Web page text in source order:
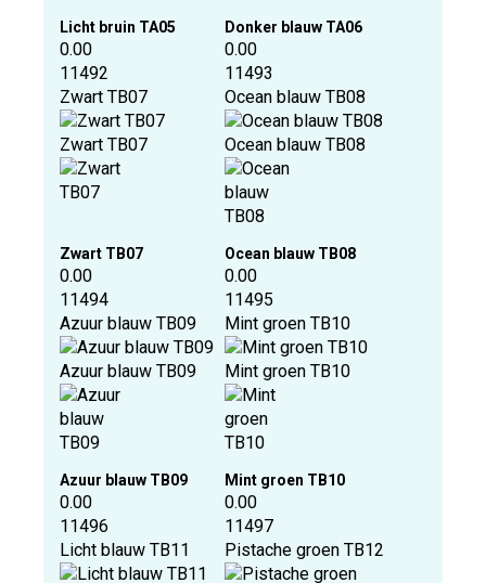
Licht bruin TA05 Donker blauw TA06
0.00
11492
Zwart TB07
Zwart TB07
Zwart TB07
0.00
11493
Ocean blauw TB08
Ocean blauw TB08
Ocean blauw TB08
0.00
11494
Azuur blauw TB09
Azuur blauw TB09
Azuur blauw TB09
0.00
11495
Mint groen TB10
Mint groen TB10
Mint groen TB10
0.00
11496
Licht blauw TB11
0.00
11497
Pistache groen TB12